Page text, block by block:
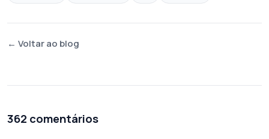
← Voltar ao blog
362 comentários